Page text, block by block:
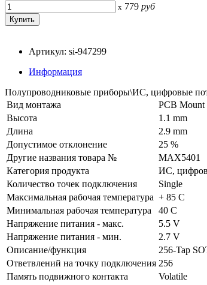
x 779 руб
Артикул: si-947299
Информация
Полупроводниковые приборы\ИС, цифровые
Вид монтажа
PCB Mount
Высота
1.1 mm
Длина
2.9 mm
Допустимое отклонение
25 %
Другие названия товара №
MAX5401
Категория продукта
ИС,
Количество точек подключения
Single
Максимальная рабочая температура + 85 C
Минимальная рабочая температура
40 C
Напряжение питания - макс.
5.5 V
Напряжение питания - мин.
2.7 V
Описание/функция
256-Tap
Ответвлений на точку подключения 256
Память подвижного контакта
Volatile